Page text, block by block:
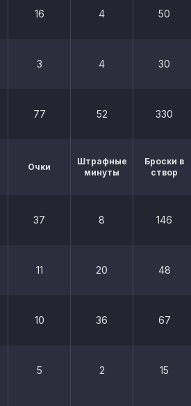
16 4 50
3 4 30
77 52 330
Очки
Штрафные
минуты
Броски в
створ
37 8 146
11 20 48
10 36 67
5 2 15